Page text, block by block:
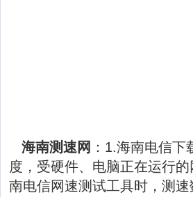
海南测速网 ：1.海南电信
度，受硬件、电脑正在运行
南电信网速测试工具时，测